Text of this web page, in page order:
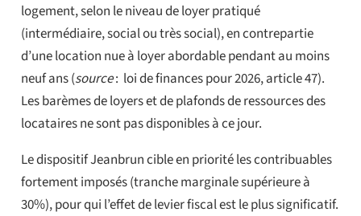
logement, selon le niveau de loyer pratiqué
(intermédiaire, social ou très social), en contrepartie
d’une location nue à loyer abordable pendant au moins
neuf ans (source: loi de finances pour 2026, article 47).
Les barèmes de loyers et de plafonds de ressources des
locataires ne sont pas disponibles à ce jour.
Le dispositif Jeanbrun cible en priorité les contribuables
fortement imposés (tranche marginale supérieure à
30%), pour qui l’effet de levier fiscal est le plus significatif.